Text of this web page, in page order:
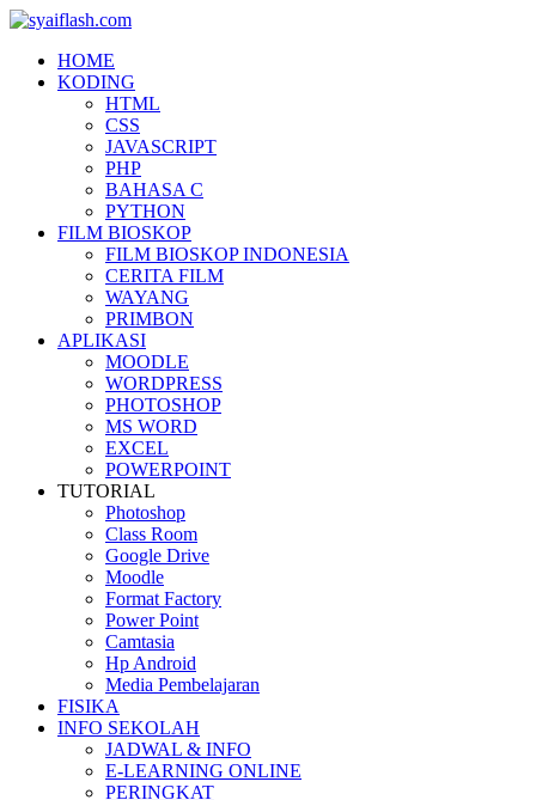
HOME
KODING
HTML
CSS
JAVASCRIPT
PHP
BAHASA C
PYTHON
FILM BIOSKOP
FILM BIOSKOP INDONESIA
CERITA FILM
WAYANG
PRIMBON
APLIKASI
MOODLE
WORDPRESS
PHOTOSHOP
MS WORD
EXCEL
POWERPOINT
TUTORIAL
Photoshop
Class Room
Google Drive
Moodle
Format Factory
Power Point
Camtasia
Hp Android
Media Pembelajaran
FISIKA
INFO SEKOLAH
JADWAL & INFO
E-LEARNING ONLINE
PERINGKAT